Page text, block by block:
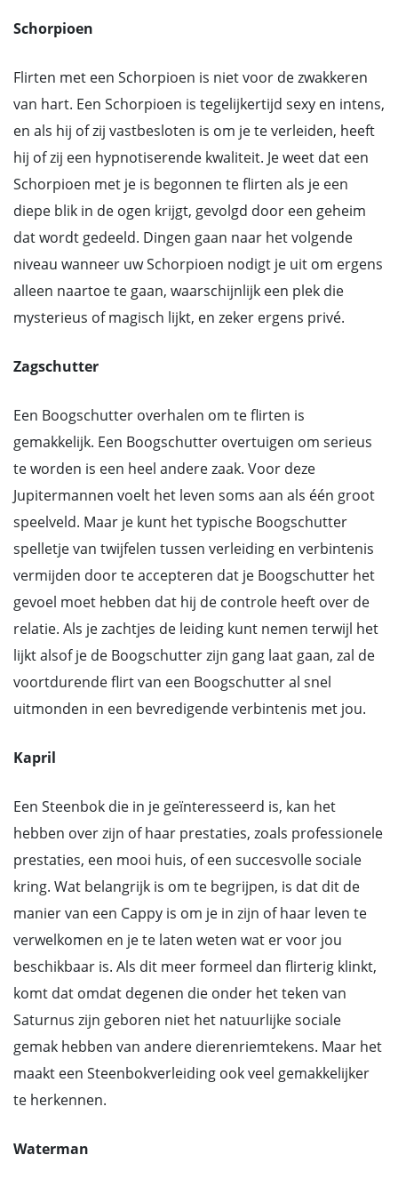
Schorpioen
Flirten met een Schorpioen is niet voor de zwakkeren
van hart. Een Schorpioen is tegelijkertijd sexy en intens,
en als hij of zij vastbesloten is om je te verleiden, heeft
hij of zij een hypnotiserende kwaliteit. Je weet dat een
Schorpioen met je is begonnen te flirten als je een
diepe blik in de ogen krijgt, gevolgd door een geheim
dat wordt gedeeld. Dingen gaan naar het volgende
niveau wanneer uw Schorpioen nodigt je uit om ergens
alleen naartoe te gaan, waarschijnlijk een plek die
mysterieus of magisch lijkt, en zeker ergens privé.
Zagschutter
Een Boogschutter overhalen om te flirten is
gemakkelijk. Een Boogschutter overtuigen om serieus
te worden is een heel andere zaak. Voor deze
Jupitermannen voelt het leven soms aan als één groot
speelveld. Maar je kunt het typische Boogschutter
spelletje van twijfelen tussen verleiding en verbintenis
vermijden door te accepteren dat je Boogschutter het
gevoel moet hebben dat hij de controle heeft over de
relatie. Als je zachtjes de leiding kunt nemen terwijl het
lijkt alsof je de Boogschutter zijn gang laat gaan, zal de
voortdurende flirt van een Boogschutter al snel
uitmonden in een bevredigende verbintenis met jou.
Kapril
Een Steenbok die in je geïnteresseerd is, kan het
hebben over zijn of haar prestaties, zoals professionele
prestaties, een mooi huis, of een succesvolle sociale
kring. Wat belangrijk is om te begrijpen, is dat dit de
manier van een Cappy is om je in zijn of haar leven te
verwelkomen en je te laten weten wat er voor jou
beschikbaar is. Als dit meer formeel dan flirterig klinkt,
komt dat omdat degenen die onder het teken van
Saturnus zijn geboren niet het natuurlijke sociale
gemak hebben van andere dierenriemtekens. Maar het
maakt een Steenbokverleiding ook veel gemakkelijker
te herkennen.
Waterman